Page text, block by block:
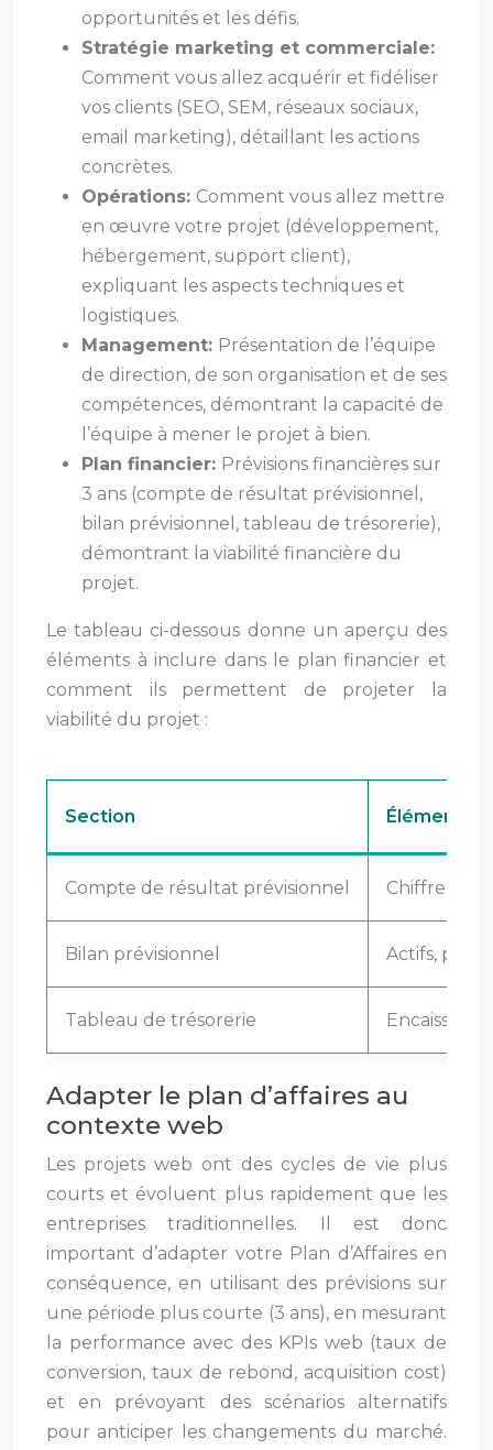
opportunités et les défis.
Stratégie marketing et commerciale:
Comment vous allez acquérir et fidéliser
vos clients (SEO, SEM, réseaux sociaux,
email marketing), détaillant les actions
concrètes.
Opérations: Comment vous allez mettre
en œuvre votre projet (développement,
hébergement, support client),
expliquant les aspects techniques et
logistiques.
Management: Présentation de l’équipe
de direction, de son organisation et de ses
compétences, démontrant la capacité de
l’équipe à mener le projet à bien.
Plan financier: Prévisions financières sur
3 ans (compte de résultat prévisionnel,
bilan prévisionnel, tableau de trésorerie),
démontrant la viabilité financière du
projet.
Le tableau ci-dessous donne un aperçu des
éléments à inclure dans le plan financier et
comment ils permettent de projeter la
viabilité du projet :
Section Éléments
Compte de résultat prévisionnel Chiffre
Bilan prévisionnel Actifs,
Tableau de trésorerie
Adapter le plan d’affaires au
contexte web
Les projets web ont des cycles de vie plus
courts et évoluent plus rapidement que les
entreprises traditionnelles. Il est donc
important d’adapter votre Plan d’Affaires en
conséquence, en utilisant des prévisions sur
une période plus courte (3 ans), en mesurant
la performance avec des KPIs web (taux de
conversion, taux de rebond, acquisition cost)
et en prévoyant des scénarios alternatifs
pour anticiper les changements du marché.